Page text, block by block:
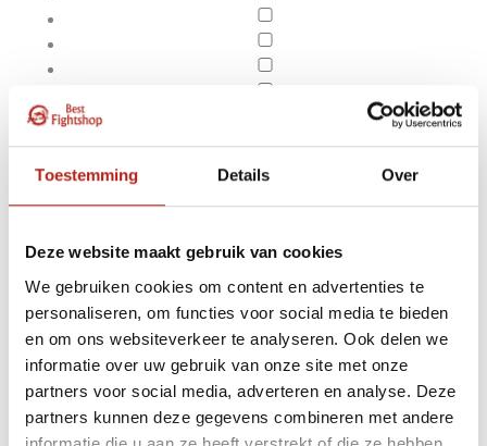
Toestemming Details Over
Deze website maakt gebruik van cookies
We gebruiken cookies om content en advertenties te
personaliseren, om functies voor social media te bieden
en om ons websiteverkeer te analyseren. Ook delen we
informatie over uw gebruik van onze site met onze
partners voor social media, adverteren en analyse. Deze
partners kunnen deze gegevens combineren met andere
Apply filters
Producten getagd met
BJJ pak - Wit
Producten